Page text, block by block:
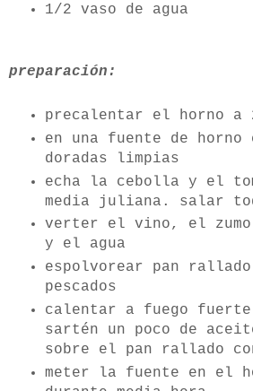
1/2 vaso de agua
preparación:
precalentar el horno a
en una fuente de
doradas limpias
echa la cebolla y el
media juliana. salar
verter el vino, el
y el agua
espolvorear pan
pescados
calentar a fuego fuerte
sartén un poco de
sobre el pan rallado
meter la fuente en el